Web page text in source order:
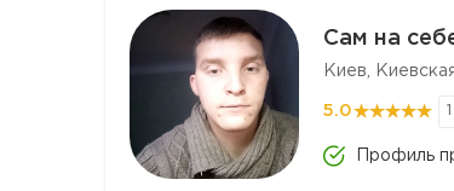
Сам на
Киев,
5.0
Профиль